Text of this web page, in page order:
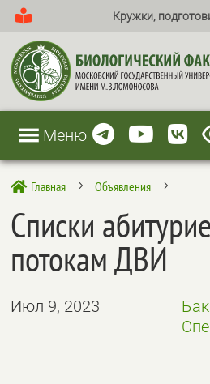
Кружки,
Меню
 Главная 5 Объявления 5
Списки
потокам ДВИ
Июл 9, 2023